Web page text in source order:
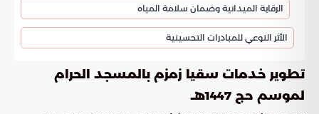
الرقابة الميدانية وضمان سلامة المياه
الأثر النوعي للمبادرات التحسينية
تطوير خدمات سقيا زمزم بالمسجد الحرام
لموسم حج 1447هـ